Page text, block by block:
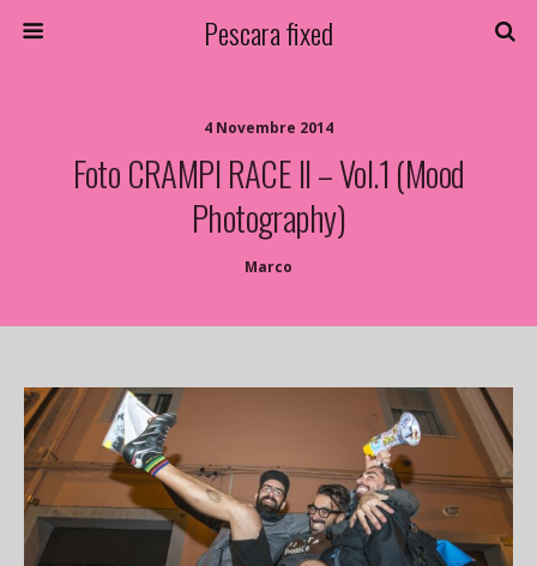
Pescara fixed
4 Novembre 2014
Foto CRAMPI RACE II – Vol.1 (Mood
Photography)
Marco